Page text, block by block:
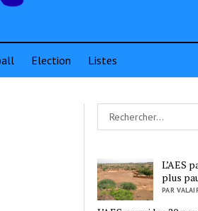
Election Listes
L’AES
plus
PAR